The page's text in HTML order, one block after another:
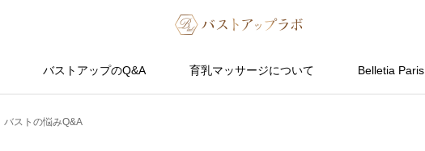
バストアップのQ&A 育乳マッサージについて Belletia Paris
バストの悩みQ&A